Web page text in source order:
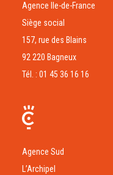
Agence Ile-de-France
Siège social
157, rue des Blains
92 220 Bagneux
Tél. : 01 45 36 16 16
Agence Sud
L’Archipel